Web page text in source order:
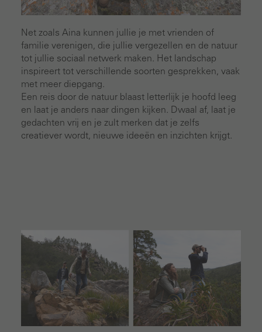
Net zoals Aina kunnen jullie je met vrienden of
familie verenigen, die jullie vergezellen en de natuur
tot jullie sociaal netwerk maken. Het landschap
inspireert tot verschillende soorten gesprekken, vaak
met meer diepgang.
Een reis door de natuur blaast letterlijk je hoofd leeg
en laat je anders naar dingen kijken. Dwaal af, laat je
gedachten vrij en je zult merken dat je zelfs
creatiever wordt, nieuwe ideeën en inzichten krijgt.